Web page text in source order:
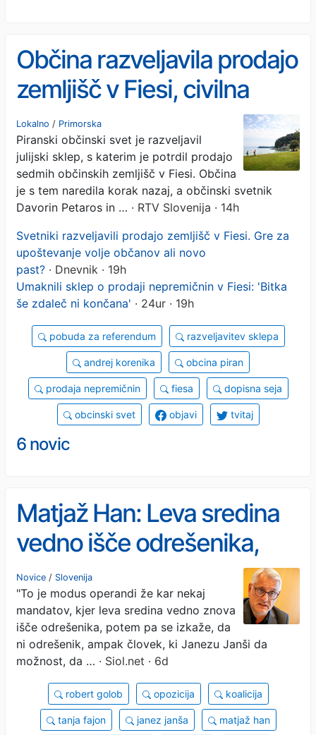
Občina razveljavila prodajo
zemljišč v Fiesi, civilna
iniciativa vseeno ni
zadovoljna
Lokalno / Primorska
Piranski občinski svet je razveljavil
julijski sklep, s katerim je potrdil prodajo
sedmih občinskih zemljišč v Fiesi. Občina
je s tem naredila korak nazaj, a občinski svetnik
Davorin Petaros in … · RTV Slovenija · 14h
Svetniki razveljavili prodajo zemljišč v Fiesi. Gre za
upoštevanje volje občanov ali novo
past? · Dnevnik · 19h
Umaknili sklep o prodaji nepremičnin v Fiesi: 'Bitka
še zdaleč ni končana' · 24ur · 19h
pobuda za referendum razveljavitev sklepa
andrej korenika obcina piran
prodaja nepremičnin fiesa dopisna seja
obcinski svet objavi tvitaj
6 novic
Matjaž Han: Leva sredina
vedno išče odrešenika,
dobi pa Janševo vlado
#video
Novice / Slovenija
"To je modus operandi že kar nekaj
mandatov, kjer leva sredina vedno znova
išče odrešenika, potem pa se izkaže, da
ni odrešenik, ampak človek, ki Janezu Janši da
možnost, da … · Siol.net · 6d
robert golob opozicija koalicija
tanja fajon janez janša matjaž han